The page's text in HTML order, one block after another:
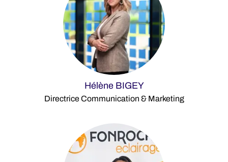
Hélène BIGEY
Directrice Communication & Marketing